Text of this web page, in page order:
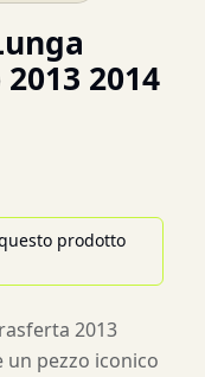
2014
prodotto
2013
un pezzo iconico